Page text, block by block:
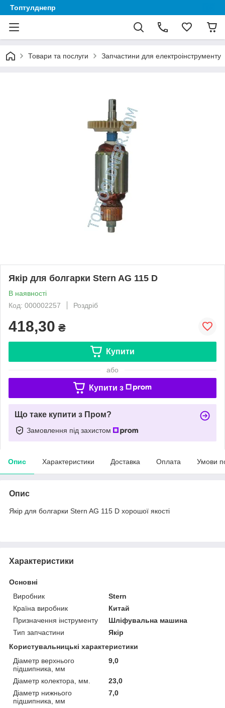
Топтулднепр
Товари та послуги Запчастини для електроінструменту
Якір для болгарки Stern AG 115 D
В наявності
Код: 000002257
Роздріб
418,30 ₴
Купити
або
Купити з
Що таке купити з Пром?
Замовлення під захистом
Опис Характеристики Доставка Оплата Умови
Опис
Якір для болгарки Stern AG 115 D хорошої якості
Характеристики
Основні
Виробник
Stern
Країна виробник
Китай
Призначення інструменту
Шліфувальна машина
Тип запчастини
Якір
Користувальницькі характеристики
Діаметр верхнього
підшипника, мм
9,0
Діаметр колектора, мм.
23,0
Діаметр нижнього
підшипника, мм
7,0